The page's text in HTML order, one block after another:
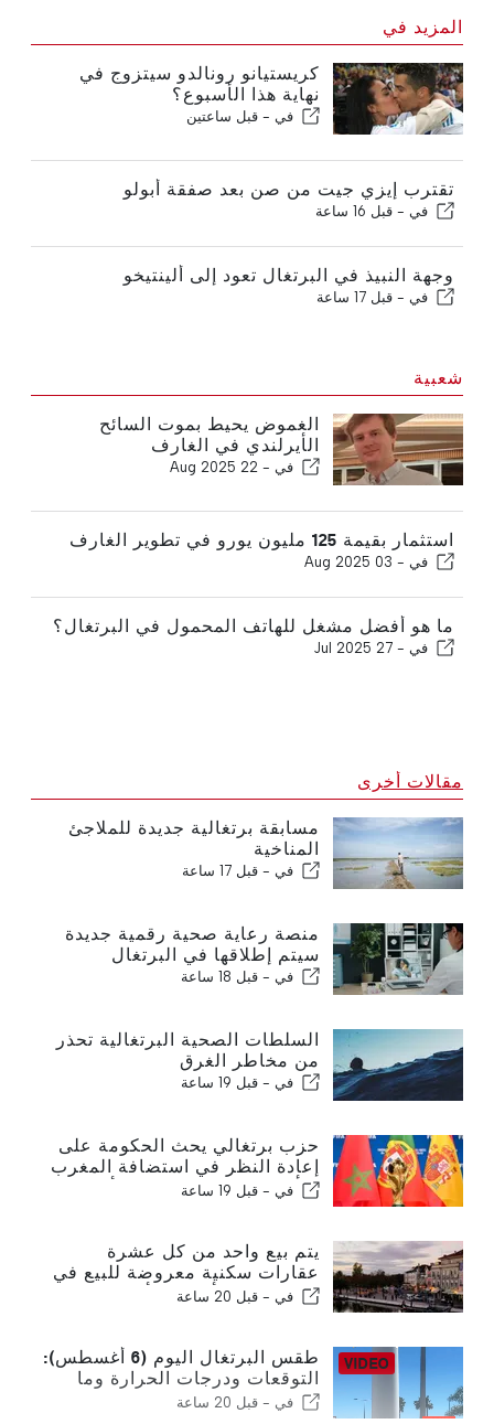
المزيد في
كريستيانو رونالدو سيتزوج في
نهاية هذا الأسبوع؟
في - قبل ساعتين
تقترب إيزي جيت من صن بعد صفقة أبولو
في - قبل 16 ساعة
وجهة النبيذ في البرتغال تعود إلى ألينتيخو
في - قبل 17 ساعة
شعبية
الغموض يحيط بموت السائح
الأيرلندي في الغارف
في - 22 Aug 2025
استثمار بقيمة 125 مليون يورو في تطوير الغارف
في - 03 Aug 2025
ما هو أفضل مشغل للهاتف المحمول في البرتغال؟
في - 27 Jul 2025
مقالات أخرى
مسابقة برتغالية جديدة للملاجئ
المناخية
في - قبل 17 ساعة
منصة رعاية صحية رقمية جديدة
سيتم إطلاقها في البرتغال
في - قبل 18 ساعة
السلطات الصحية البرتغالية تحذر
من مخاطر الغرق
في - قبل 19 ساعة
حزب برتغالي يحث الحكومة على
إعادة النظر في استضافة المغرب
في - قبل 19 ساعة
يتم بيع واحد من كل عشرة
عقارات سكنية معروضة للبيع في
البرتغال في أقل من أسبوع
في - قبل 20 ساعة
طقس البرتغال اليوم (6 أغسطس):
التوقعات ودرجات الحرارة وما
يمكن توقعه
في - قبل 20 ساعة